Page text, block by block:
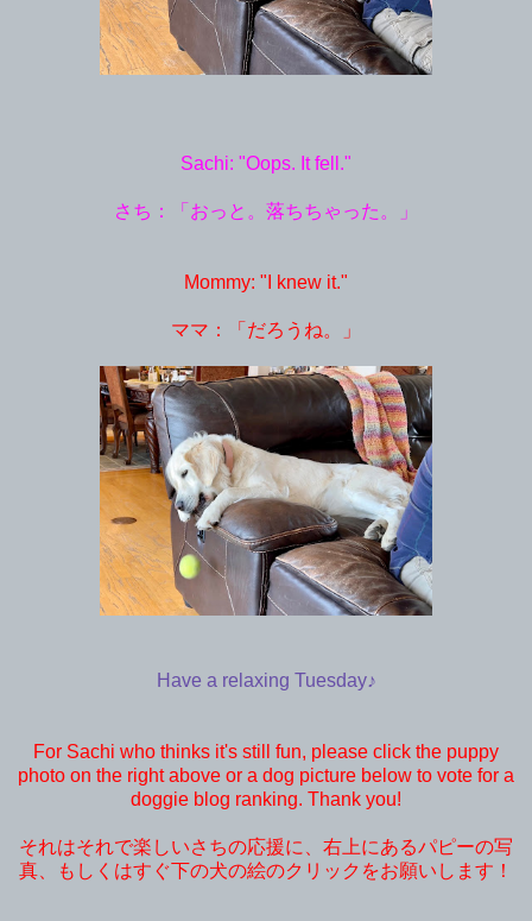
Sachi: "Oops. It fell."
さち：「おっと。落ちちゃった。」
Mommy: "I knew it."
ママ：「だろうね。」
Have a relaxing Tuesday♪
For Sachi who thinks it's still fun, please click the puppy
photo on the right above or a dog picture below to vote for a
doggie blog ranking. Thank you!
それはそれで楽しいさちの応援に、右上にあるパピーの写
真、もしくはすぐ下の犬の絵のクリックをお願いします！